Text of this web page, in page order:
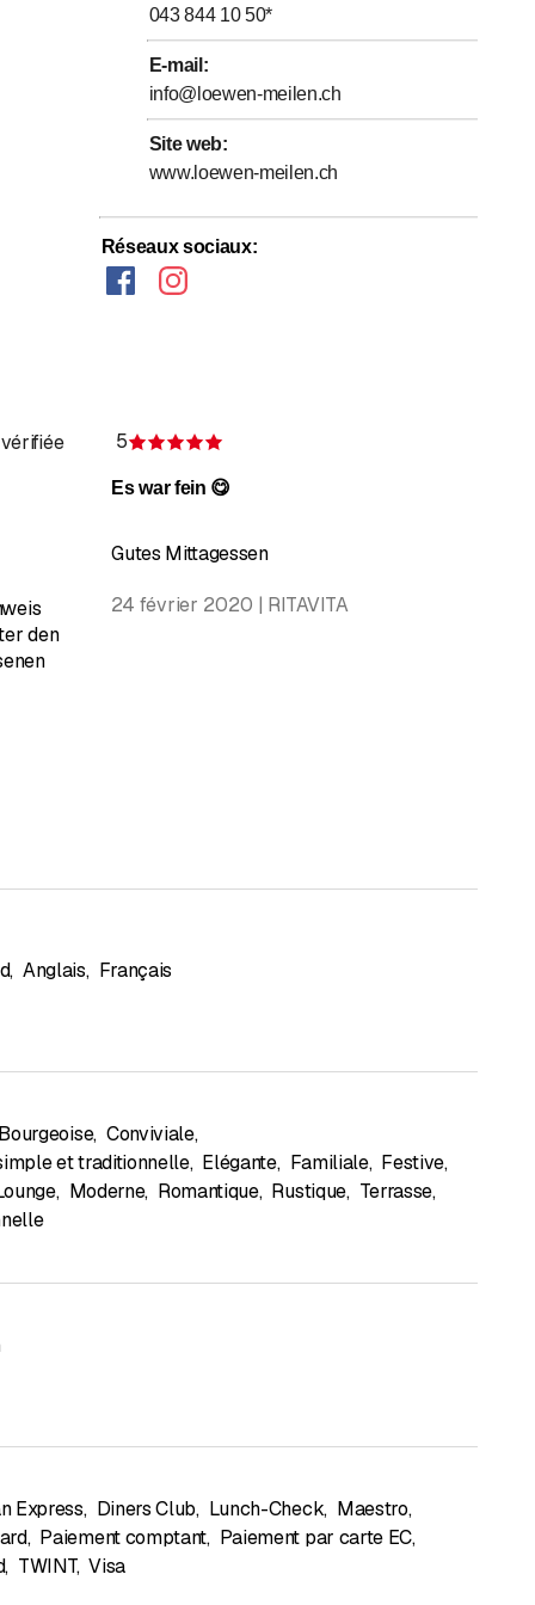
043 844 10 50*
E-mail :
info@loewen-meilen.ch
Site web:
www.loewen-meilen.ch
Réseaux sociaux:
den
5
Es war fein 😋
Gutes Mittagessen
24 février 2020 | RITAVITA
, Anglais, Français
, Conviviale,
et traditionnelle, Elégante, Familiale, Festive,
, Moderne, Romantique, Rustique, Terrasse,
Express, Diners Club, Lunch-Check, Maestro,
, Paiement comptant, Paiement par carte EC,
, TWINT, Visa